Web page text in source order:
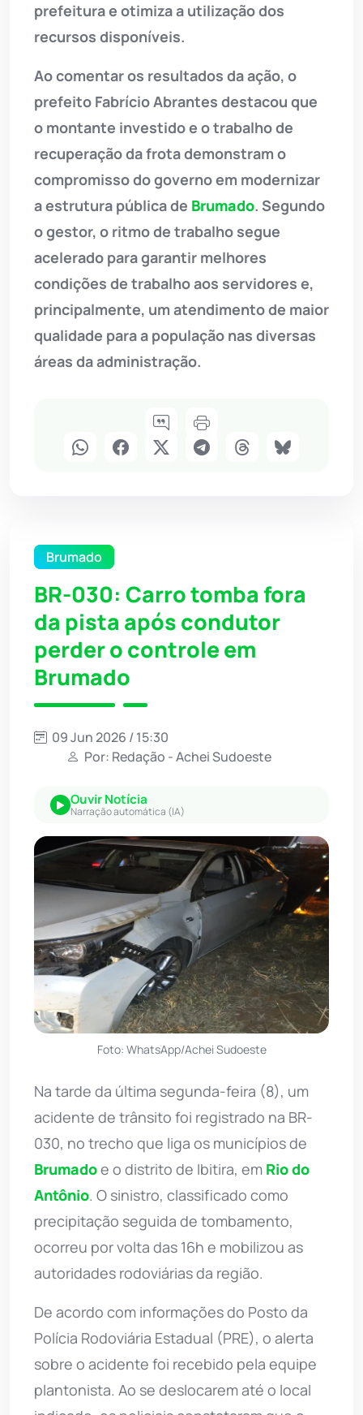
prefeitura e otimiza a utilização dos
recursos disponíveis.
Ao comentar os resultados da ação, o
prefeito Fabrício Abrantes destacou que
o montante investido e o trabalho de
recuperação da frota demonstram o
compromisso do governo em modernizar
a estrutura pública de Brumado. Segundo
o gestor, o ritmo de trabalho segue
acelerado para garantir melhores
condições de trabalho aos servidores e,
principalmente, um atendimento de maior
qualidade para a população nas diversas
áreas da administração.
Brumado
BR-030: Carro tomba fora
da pista após condutor
perder o controle em
Brumado
09 Jun 2026 / 15:30
Por: Redação - Achei Sudoeste
Ouvir Notícia
Narração automática (IA)
Foto: WhatsApp/Achei Sudoeste
Na tarde da última segunda-feira (8), um
acidente de trânsito foi registrado na BR-
030, no trecho que liga os municípios de
Brumadoe o distrito de Ibitira, em Rio do
Antônio. O sinistro, classificado como
precipitação seguida de tombamento,
ocorreu por volta das 16h e mobilizou as
autoridades rodoviárias da região.
De acordo com informações do Posto da
Polícia Rodoviária Estadual (PRE), o alerta
sobre o acidente foi recebido pela equipe
plantonista. Ao se deslocarem até o local